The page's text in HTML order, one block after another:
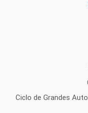
Ciclo de Grandes